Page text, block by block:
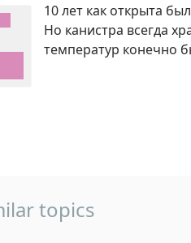
10 лет как открыта
Но канистра всегда
температур конечно
topics